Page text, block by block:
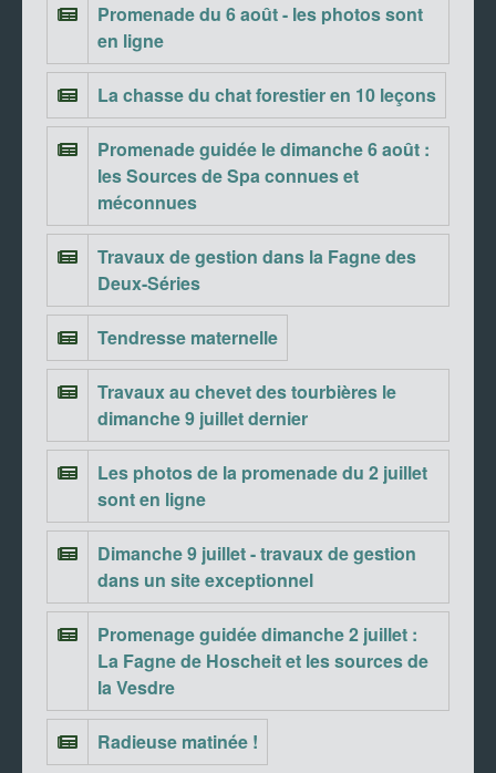
Promenade du 6 août - les photos sont
en ligne
La chasse du chat forestier en 10 leçons
Promenade guidée le dimanche 6 août :
les Sources de Spa connues et
méconnues
Travaux de gestion dans la Fagne des
Deux-Séries
Tendresse maternelle
Travaux au chevet des tourbières le
dimanche 9 juillet dernier
Les photos de la promenade du 2 juillet
sont en ligne
Dimanche 9 juillet - travaux de gestion
dans un site exceptionnel
Promenage guidée dimanche 2 juillet :
La Fagne de Hoscheit et les sources de
la Vesdre
Radieuse matinée !